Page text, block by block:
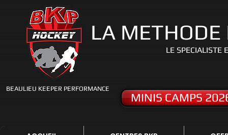
LA METHODE
LE SPECIALISTE
BEAULIEU KEEPER PERFORMANCE
MINIS CAMPS